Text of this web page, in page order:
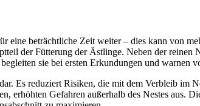
eine beträchtliche Zeit weiter – dies kann von
der Fütterung der Ästlinge. Neben der reinen
sie bei ersten Erkundungen und warnen
Es reduziert Risiken, die mit dem Verbleib im
erhöhten Gefahren außerhalb des Nestes aus.